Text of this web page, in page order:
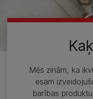
Mēs zinām, ka
esam
barības